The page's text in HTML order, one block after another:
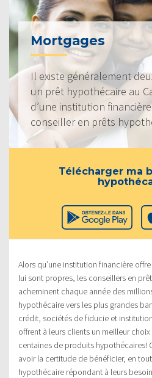
Mortgages
Il existe généralement
un prêt hypothécaire au
d’une institution
conseiller en prêts
Télécharger ma
Alors qu’une institution financière
lui sont propres, les conseillers en
acheminent chaque année des
hypothécaire vers les plus grandes
crédit, sociétés de fiducie et
offrent à leurs clients un meilleur
centaines de produits hypothécaires!
avoir la certitude de bénéficier, en
hypothécaire répondant à leurs